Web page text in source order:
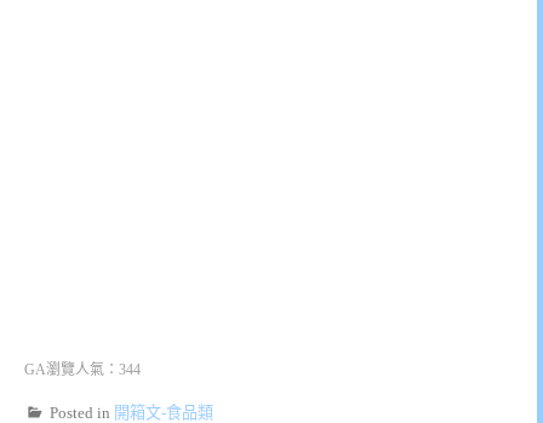
GA瀏覽人氣：344
Posted in 開箱文-食品類